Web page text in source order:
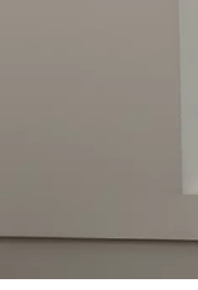
查找医生
（Medicare
联邦医疗
Vitality
问答解答